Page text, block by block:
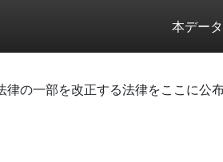
本デー
の一部を改正する法律をここに公布